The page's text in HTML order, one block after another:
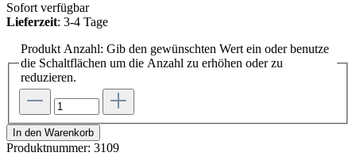
Sofort verfügbar
Lieferzeit: 3-4 Tage
Produkt Anzahl: Gib den gewünschten Wert ein oder benutze
die Schaltflächen um die Anzahl zu erhöhen oder zu
reduzieren.
In den Warenkorb
Produktnummer: 3109